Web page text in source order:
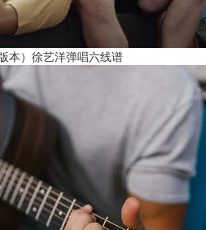
本）徐艺洋弹唱六线谱